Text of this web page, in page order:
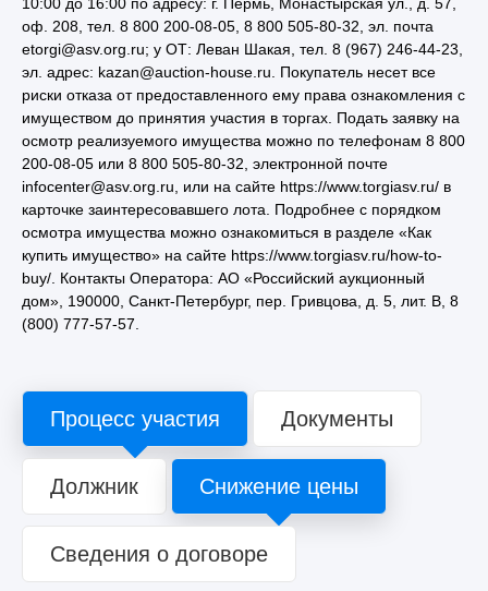
оф. 208, тел. 8 800 200-08-05, 8 800 505-80-32, эл. почта
etorgi@asv.org.ru; у ОТ: Леван Шакая, тел. 8 (967) 246-44-23,
эл. адрес: kazan@auction-house.ru. Покупатель несет все
риски отказа от предоставленного ему права ознакомления с
имуществом до принятия участия в торгах. Подать заявку на
осмотр реализуемого имущества можно по телефонам 8 800
200-08-05 или 8 800 505-80-32, электронной почте
infocenter@asv.org.ru, или на сайте https://www.torgiasv.ru/ в
карточке заинтересовавшего лота. Подробнее с порядком
осмотра имущества можно ознакомиться в разделе «Как
купить имущество» на сайте https://www.torgiasv.ru/how-to-
buy/. Контакты Оператора: АО «Российский аукционный
дом», 190000, Санкт-Петербург, пер. Гривцова, д. 5, лит. В, 8
(800) 777-57-57.
Процесс участия Документы
Должник Снижение цены
Сведения о договоре